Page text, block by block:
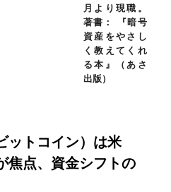
月より現職。
著書： 『暗号
資産をやさし
く教えてくれ
る本』（あさ
出版）
ットコイン）は米
焦点、資金シフトの